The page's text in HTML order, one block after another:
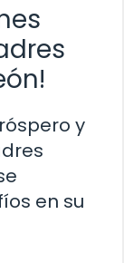
y
en su